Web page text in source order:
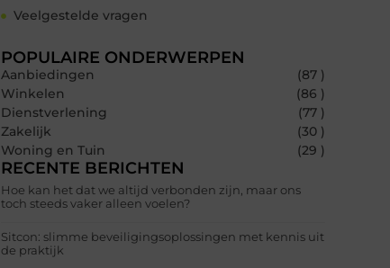
Veelgestelde vragen
POPULAIRE ONDERWERPEN
Aanbiedingen
(87 )
Winkelen
(86 )
Dienstverlening
(77 )
Zakelijk
(30 )
Woning en Tuin
(29 )
RECENTE BERICHTEN
Hoe kan het dat we altijd verbonden zijn, maar ons
toch steeds vaker alleen voelen?
Sitcon: slimme beveiligingsoplossingen met kennis uit
de praktijk